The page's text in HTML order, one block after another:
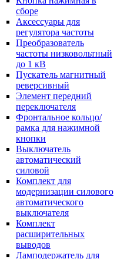
сборе
Аксессуары для
регулятора частоты
Преобразователь
частоты низковольтный
до 1 кВ
Пускатель магнитный
реверсивный
Элемент передний
переключателя
Фронтальное кольцо/
рамка для нажимной
кнопки
Выключатель
автоматический
силовой
Комплект для
модернизации силового
автоматического
выключателя
Комплект
расширительных
выводов
Ламподержатель для